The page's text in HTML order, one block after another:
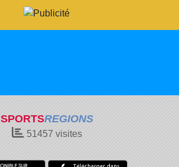
SPORTSREGIONS
51457 visites